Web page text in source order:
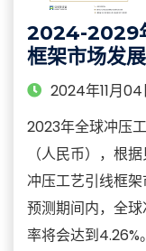
2024-2029
框架市场发
2024年11月04
2023年全球冲压
（人民币），根
冲压工艺引线框
预测期间内，全
率将会达到4.26%